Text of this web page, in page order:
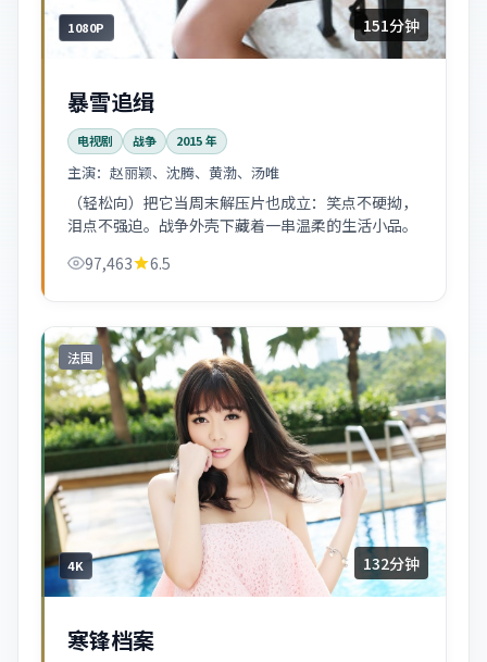
1080P 151分钟
暴雪追缉
电视剧 战争 2015年
主演： 赵丽颖、沈腾、黄渤、汤唯
（轻松向）把它当周末解压片也成立：笑点不硬拗，
泪点不强迫。战争外壳下藏着一串温柔的生活小品。
97,463
6.5
法国
4K 132分钟
寒锋档案